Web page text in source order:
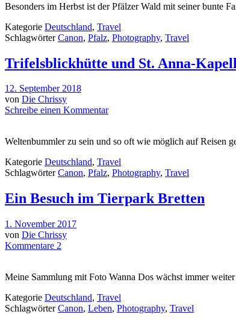
Besonders im Herbst ist der Pfälzer Wald mit seiner bunte
Kategorie Deutschland, Travel
SchlagwörterCanon, Pfalz, Photography, Travel
Trifelsblickhütte und St. Anna-
12. September 2018
von Die Chrissy
Schreibe einen Kommentar
Weltenbummler zu sein und so oft wie möglich auf Reisen
Kategorie Deutschland, Travel
SchlagwörterCanon, Pfalz, Photography, Travel
Ein Besuch im Tierpark Bretten
1. November 2017
von Die Chrissy
Kommentare 2
Meine Sammlung mit Foto Wanna Dos wächst immer
Kategorie Deutschland, Travel
SchlagwörterCanon, Leben, Photography, Travel